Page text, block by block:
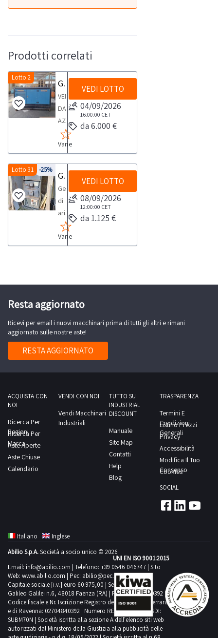
Prodotti correlati
Lotto 2
Gruppo elettrogeno 60 Kwa
VENDITA
DA
AZIENDA
ATTIVAGruppo
elettrogeno
Genset
AF60
NOTE
PER
RITIRO:-
tempistica
delle
di
ritiro
dal
giorno
Varie
VEDI LOTTO
04/09/2026
16:00:00 CET
da 6.000 €
-25%
Lotto 31
Generatore aria calda a legna Fabbri Termomeccanica
Generatore
di
aria
calda
a
mod.
85
CV,
anno
2023.
NOTE
PER
tempistica
prevista
concordato:
mezza
giornata
Varie
VEDI LOTTO
08/09/2026
12:00:00 CET
da 1.125 €
Resta aggiornato
Ricevi per email i nuovi macchinari prima di tutti gli altri e rimani
aggiornato sulle nostre aste!
RESTA AGGIORNATO
ACQUISTA CON
NOI
Ricerca Per
Regioni
Ricerca Per
Marca
Aste Aperte
Aste Chiuse
Calendario
VENDI CON NOI
Vendi Macchinari
Industriali
TUTTO SU
INDUSTRIAL
DISCOUNT
Manuale
Site Map
Contatti
Help
Blog
TRASPARENZA
Termini E
Condizioni
Generali
Listino Prezzi
Privacy
Accessibilità
Modifica Il Tuo
Consenso
Cookies
SOCIAL
Italiano
Inglese
Abilio S.p.A.Società a socio unico © 2026
Email: info@abilio.com | Telefono: +39 0546 046747 | Sito
Web: www.abilio.com | Pec: abilio@pec.illimity.com
Capitale sociale [i.v.] euro 60.975,00 | Sede legale in Via
Galileo Galilei n.6, 48018 Faenza (RA) | P.IVA: 02704840392 |
Codice fiscale e Nr. Iscrizione Registro delle Imprese di Ferrara
e di Ravenna: 02704840392 | Numero REA RA 224830 | SDI:
SUBM70N | Società iscritta alla sezione A dell'elenco siti web
autorizzati dal Ministero della Giustizia alla pubblicità delle
UNI EN ISO 9001:2015